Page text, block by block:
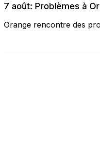
7 août: Problèmes à
Orange rencontre des